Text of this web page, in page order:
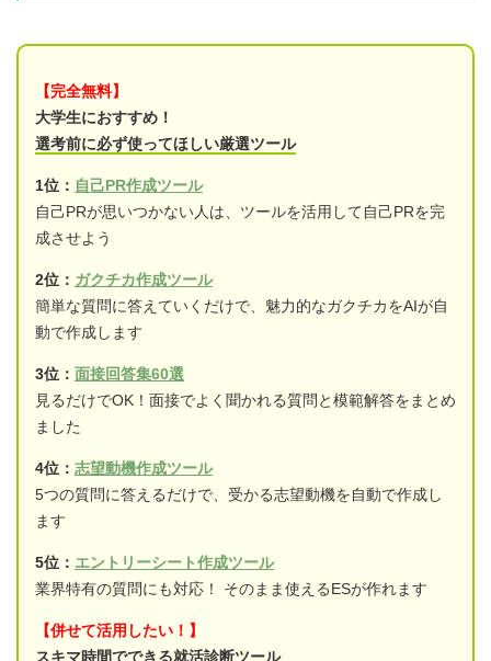
【完全無料】
大学生におすすめ！
選考前に必ず使ってほしい厳選ツール
1位： 自己PR作成ツール
自己PRが思いつかない人は、ツールを活用して自己PRを完
成させよう
2位： ガクチカ作成ツール
簡単な質問に答えていくだけで、魅力的なガクチカをAIが自
動で作成します
3位： 面接回答集60選
見るだけでOK！面接でよく聞かれる質問と模範解答をまとめ
ました
4位： 志望動機作成ツール
5つの質問に答えるだけで、受かる志望動機を自動で作成し
ます
5位： エントリーシート作成ツール
業界特有の質問にも対応！ そのまま使えるESが作れます
【併せて活用したい！】
スキマ時間でできる就活診断ツール